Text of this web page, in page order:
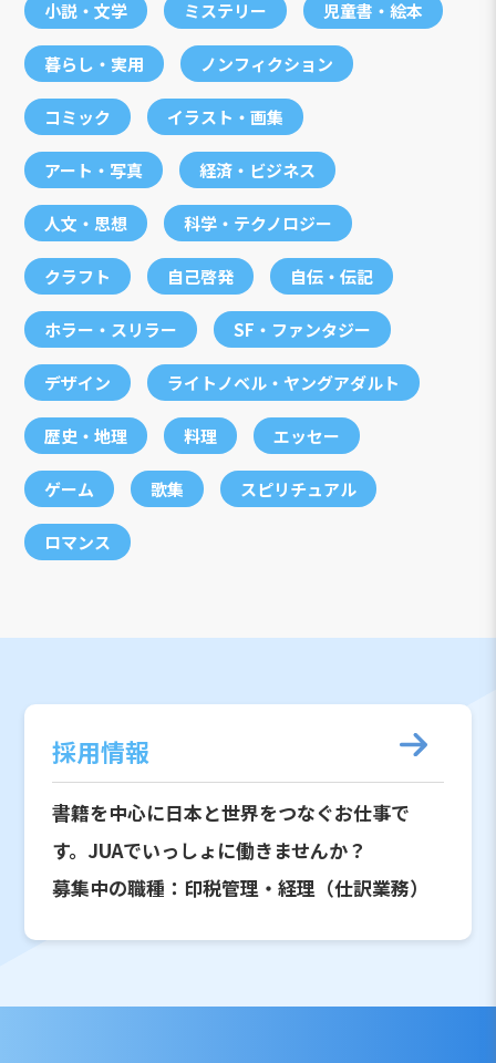
小説・文学 ミステリー 児童書・絵本
暮らし・実用 ノンフィクション
コミック イラスト・画集
アート・写真 経済・ビジネス
人文・思想 科学・テクノロジー
クラフト 自己啓発 自伝・伝記
ホラー・スリラー SF・ファンタジー
デザイン ライトノベル・ヤングアダルト
歴史・地理 料理 エッセー
ゲーム 歌集 スピリチュアル
ロマンス
採用情報
書籍を中心に日本と世界をつなぐお仕事で
す。JUAでいっしょに働きませんか？
募集中の職種：印税管理・経理（仕訳業務）